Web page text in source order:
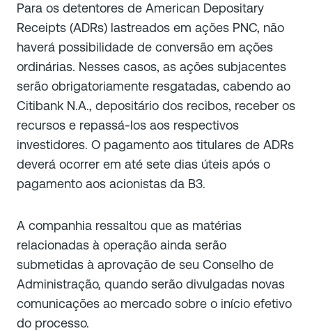
Para os detentores de American Depositary
Receipts (ADRs) lastreados em ações PNC, não
haverá possibilidade de conversão em ações
ordinárias. Nesses casos, as ações subjacentes
serão obrigatoriamente resgatadas, cabendo ao
Citibank N.A., depositário dos recibos, receber os
recursos e repassá-los aos respectivos
investidores. O pagamento aos titulares de ADRs
deverá ocorrer em até sete dias úteis após o
pagamento aos acionistas da B3.
A companhia ressaltou que as matérias
relacionadas à operação ainda serão
submetidas à aprovação de seu Conselho de
Administração, quando serão divulgadas novas
comunicações ao mercado sobre o início efetivo
do processo.